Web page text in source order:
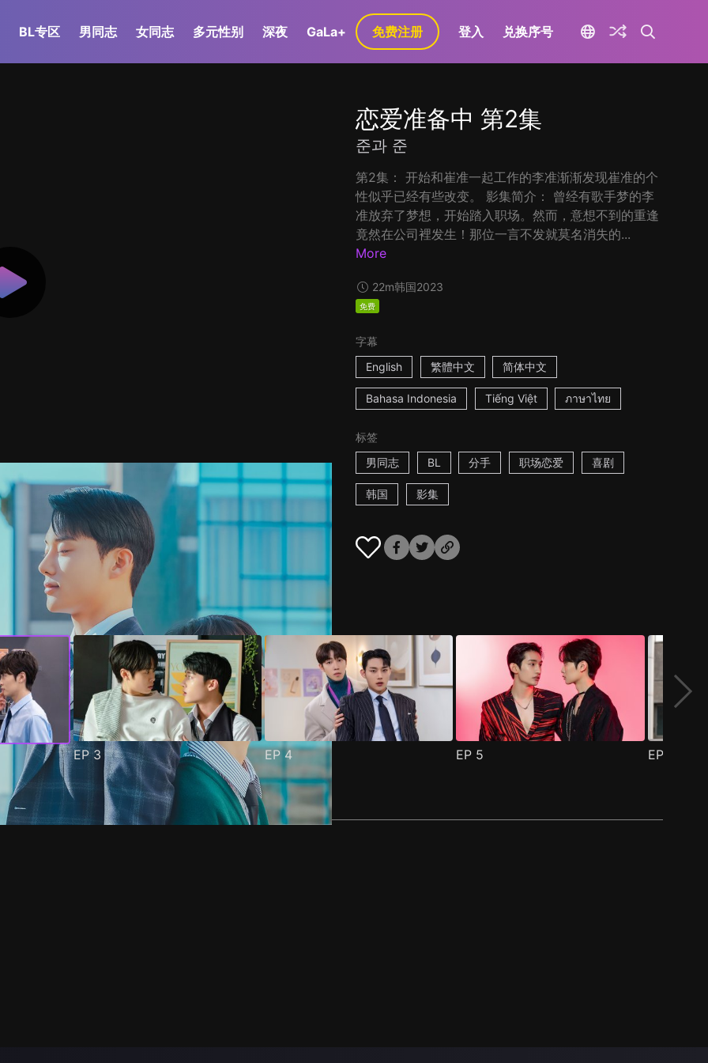
BL专区 男同志 女同志 多元性别 深夜 GaLa+ 免费注册 登入 兑换序号
恋爱准备中 第2集
준과 준
第2集： 开始和崔准一起工作的李准渐渐发现崔准的个
性似乎已经有些改变。 影集简介： 曾经有歌手梦的李
准放弃了梦想，开始踏入职场。然而，意想不到的重逢
竟然在公司裡发生！那位一言不发就莫名消失的...
More
22m韩国2023
免费
字幕
English
繁體中文 简体中文
Bahasa Indonesia Tiếng Việt ภาษาไทย
标签
男同志
BL 分手 职场恋爱 喜剧
韩国 影集
EP 3 EP4 EP 5 EP